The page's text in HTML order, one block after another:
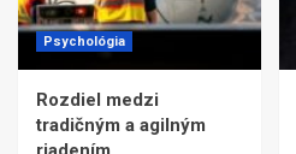
Psychológia
Rozdiel medzi
tradičným a agilným